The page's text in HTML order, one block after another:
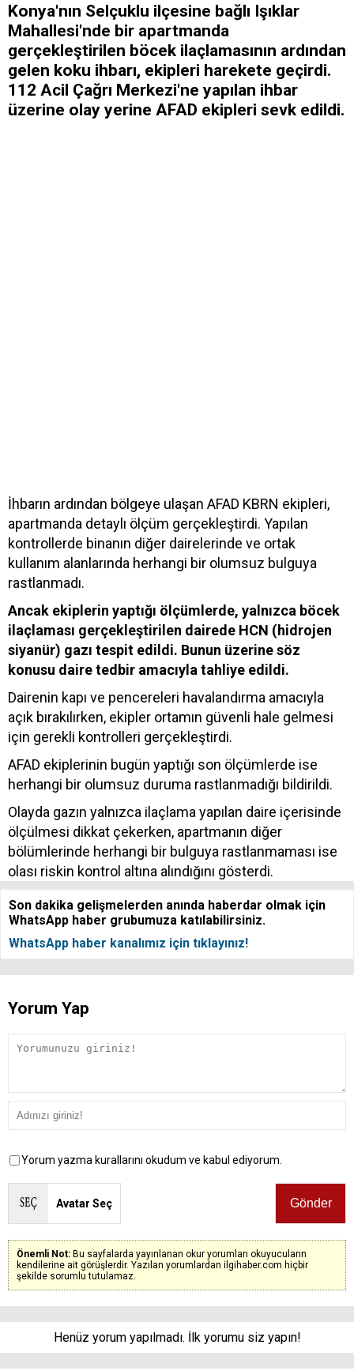
Konya'nın Selçuklu ilçesine bağlı Işıklar
Mahallesi'nde bir apartmanda
gerçekleştirilen böcek ilaçlamasının ardından
gelen koku ihbarı, ekipleri harekete geçirdi.
112 Acil Çağrı Merkezi'ne yapılan ihbar
üzerine olay yerine AFAD ekipleri sevk edildi.
İhbarın ardından bölgeye ulaşan AFAD KBRN ekipleri,
apartmanda detaylı ölçüm gerçekleştirdi. Yapılan
kontrollerde binanın diğer dairelerinde ve ortak
kullanım alanlarında herhangi bir olumsuz bulguya
rastlanmadı.
Ancak ekiplerin yaptığı ölçümlerde, yalnızca böcek
ilaçlaması gerçekleştirilen dairede HCN (hidrojen
siyanür) gazı tespit edildi. Bunun üzerine söz
konusu daire tedbir amacıyla tahliye edildi.
Dairenin kapı ve pencereleri havalandırma amacıyla
açık bırakılırken, ekipler ortamın güvenli hale gelmesi
için gerekli kontrolleri gerçekleştirdi.
AFAD ekiplerinin bugün yaptığı son ölçümlerde ise
herhangi bir olumsuz duruma rastlanmadığı bildirildi.
Olayda gazın yalnızca ilaçlama yapılan daire içerisinde
ölçülmesi dikkat çekerken, apartmanın diğer
bölümlerinde herhangi bir bulguya rastlanmaması ise
olası riskin kontrol altına alındığını gösterdi.
Son dakika gelişmelerden anında haberdar olmak için
WhatsApp haber grubumuza katılabilirsiniz.
WhatsApp haber kanalımız için tıklayınız!
Yorum Yap
Yorum yazma kurallarını okudum ve kabul ediyorum.
Avatar Seç
Önemli Not: Bu sayfalarda yayınlanan okur yorumları okuyucuların
kendilerine ait görüşlerdir. Yazılan yorumlardan ilgihaber.com hiçbir
şekilde sorumlu tutulamaz.
Henüz yorum yapılmadı. İlk yorumu siz yapın!